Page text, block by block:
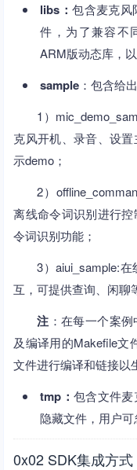
libs：包含麦克风
件，为了兼容不
ARM版动态库，
sample ：包含给
1）
克风开机、录音、设
示demo；
2）
离线命令词识别进行
令词识别功能；
3）aiui_sample:
互，可提供查询、闲聊
注 ：在每一个案
及编译用的Makefile文
文件进行编译和链接以
tmp：包含文件
隐藏文件，用户可
0x02 SDK集成方式